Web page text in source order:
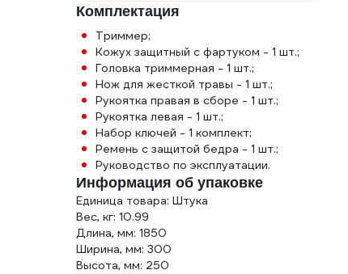
Комплектация
Триммер;
Кожух защитный с фартуком - 1 шт.;
Головка триммерная - 1 шт.;
Нож для жесткой травы - 1 шт.;
Рукоятка правая в сборе - 1 шт.;
Рукоятка левая - 1 шт.;
Набор ключей - 1 комплект;
Ремень с защитой бедра - 1 шт.;
Руководство по эксплуатации.
Информация об упаковке
Единица товара: Штука
Вес, кг: 10.99
Длина, мм: 1850
Ширина, мм: 300
Высота, мм: 250